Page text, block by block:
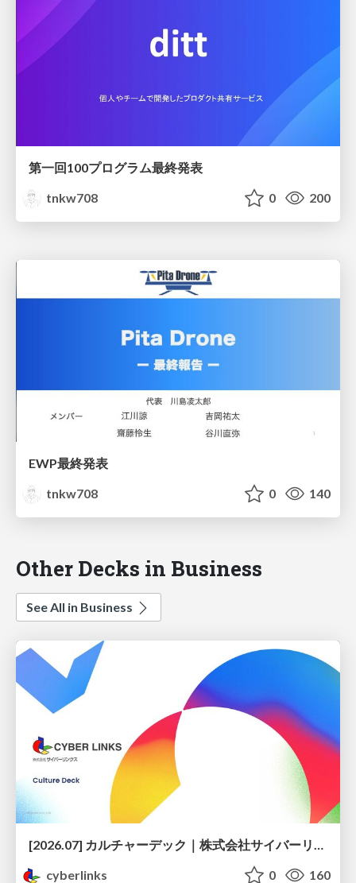
第一回100プログラム最終発表
tnkw708
0 200
EWP最終発表
tnkw708
0 140
Other Decks in Business
See All in Business
cyberlinks
0 160